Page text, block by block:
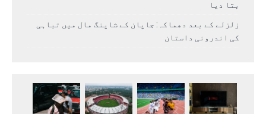
بتا دیا
زلزلے کے بعد دھماکہ: جاپان کے شاپنگ مال میں تباہی
کی اندرونی داستان